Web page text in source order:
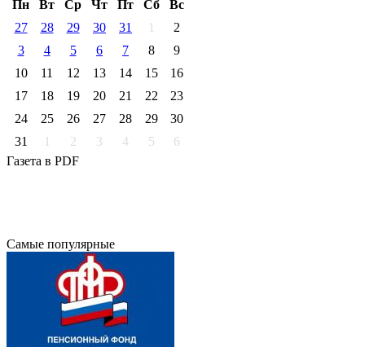
Пн
Вт Ср Чт Пт Cб
Вс
27
28 29 30 31 1
2
3
4 5 6 7 8
9
10
11 12 13 14 15
16
17
18 19 20 21 22
23
24
25 26 27 28 29
30
31
1 2 3 4 5
6
Газета в PDF
Самые популярные